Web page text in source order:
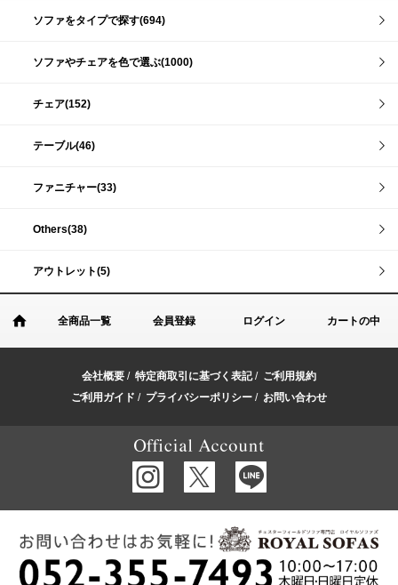
ソファをタイプで探す(694)
ソファやチェアを色で選ぶ(1000)
チェア(152)
テーブル(46)
ファニチャー(33)
Others(38)
アウトレット(5)
全商品一覧 会員登録 ログイン カートの中
会社概要 / 特定商取引に基づく表記/ ご利用規約
ご利用ガイド / プライバシーポリシー / お問い合わせ